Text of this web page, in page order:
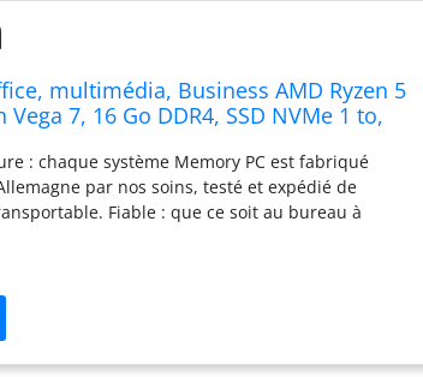
multimédia, Business AMD Ryzen 5
Vega 7, 16 Go DDR4, SSD NVMe 1 to,
: chaque système Memory PC est fabriqué
par nos soins, testé et expédié de
Fiable : que ce soit au bureau à
maximale. Nous installons uniquement le
A 3.2 Gen 1 et 2x USB-A 2.0 a l'arriere du
; avec une APU compatible, HDMI et
pour les ecrans. Sûr et stable : chaque